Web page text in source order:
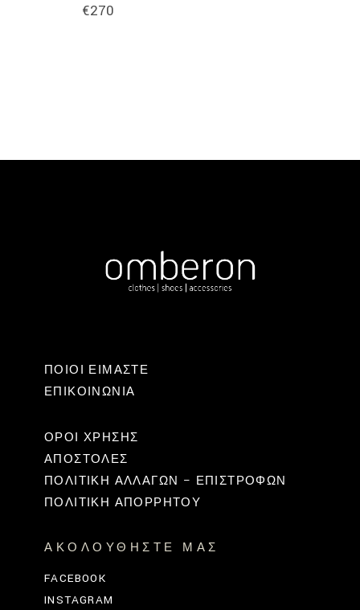
€270
ΠΟΙΟΙ ΕΙΜΑΣΤΕ
ΕΠΙΚΟΙΝΩΝΊΑ
ΟΡΟΙ ΧΡΗΣΗΣ
ΑΠΟΣΤΟΛΕΣ
ΠΟΛΙΤΙΚΉ ΑΛΛΑΓΏΝ – ΕΠΙΣΤΡΟΦΏΝ
ΠΟΛΙΤΙΚΗ ΑΠΟΡΡΗΤΟΥ
ΑΚΟΛΟΥΘΉΣΤΕ ΜΑΣ
FACEBOOK
INSTAGRAM